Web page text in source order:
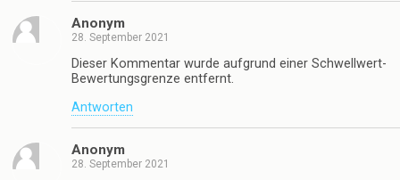
Anonym
28. September 2021
Dieser Kommentar wurde aufgrund einer Schwellwert-
Bewertungsgrenze entfernt.
Antworten
Anonym
28. September 2021